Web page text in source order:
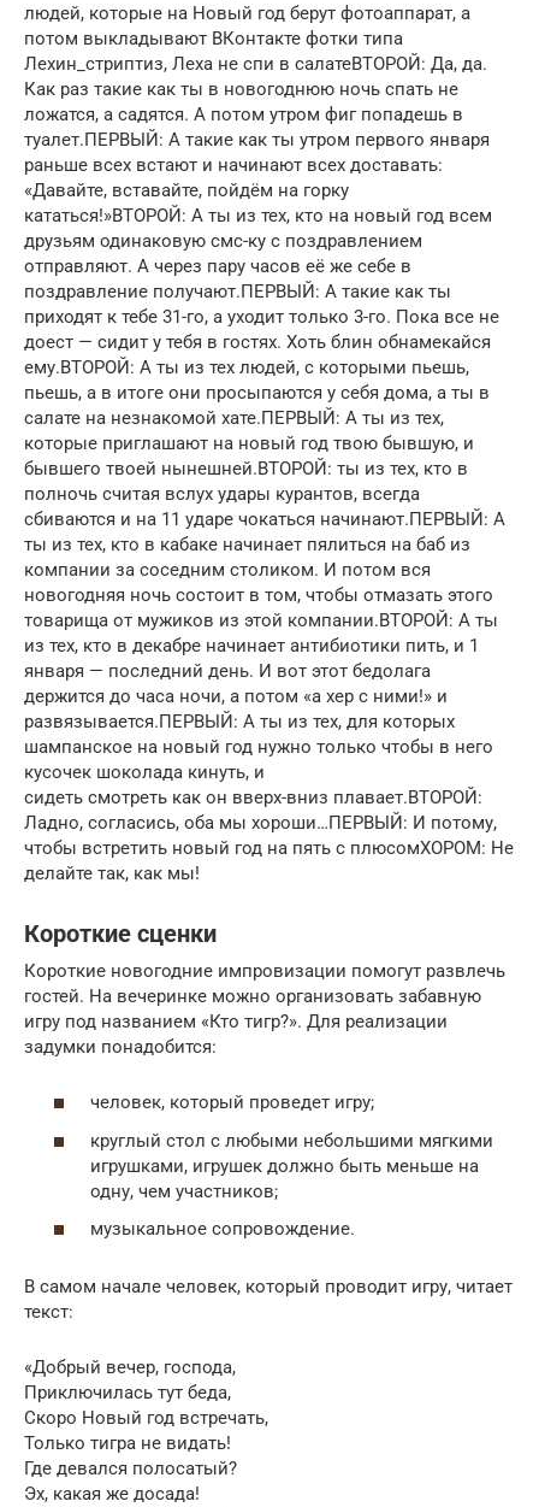
людей, которые на Новый год берут фотоаппарат, а
потом выкладывают ВКонтакте фотки типа
Лехин_стриптиз, Леха не спи в салатеВТОРОЙ: Да, да.
Как раз такие как ты в новогоднюю ночь спать не
ложатся, а садятся. А потом утром фиг попадешь в
туалет.ПЕРВЫЙ: А такие как ты утром первого января
раньше всех встают и начинают всех доставать:
«Давайте, вставайте, пойдём на горку
кататься!»ВТОРОЙ: А ты из тех, кто на новый год всем
друзьям одинаковую смс-ку с поздравлением
отправляют. А через пару часов её же себе в
поздравление получают.ПЕРВЫЙ: А такие как ты
приходят к тебе 31-го, а уходит только 3-го. Пока все не
доест — сидит у тебя в гостях. Хоть блин обнамекайся
ему.ВТОРОЙ: А ты из тех людей, с которыми пьешь,
пьешь, а в итоге они просыпаются у себя дома, а ты в
салате на незнакомой хате.ПЕРВЫЙ: А ты из тех,
которые приглашают на новый год твою бывшую, и
бывшего твоей нынешней.ВТОРОЙ: ты из тех, кто в
полночь считая вслух удары курантов, всегда
сбиваются и на 11 ударе чокаться начинают.ПЕРВЫЙ: А
ты из тех, кто в кабаке начинает пялиться на баб из
компании за соседним столиком. И потом вся
новогодняя ночь состоит в том, чтобы отмазать этого
товарища от мужиков из этой компании.ВТОРОЙ: А ты
из тех, кто в декабре начинает антибиотики пить, и 1
января — последний день. И вот этот бедолага
держится до часа ночи, а потом «а хер с ними!» и
развязывается.ПЕРВЫЙ: А ты из тех, для которых
шампанское на новый год нужно только чтобы в него
кусочек шоколада кинуть, и
сидеть смотреть как он вверх-вниз плавает.ВТОРОЙ:
Ладно, согласись, оба мы хороши…ПЕРВЫЙ: И потому,
чтобы встретить новый год на пять с плюсомХОРОМ: Не
делайте так, как мы!
Короткие сценки
Короткие новогодние импровизации помогут развлечь
гостей. На вечеринке можно организовать забавную
игру под названием «Кто тигр?». Для реализации
задумки понадобится:
человек, который проведет игру;
круглый стол с любыми небольшими мягкими
игрушками, игрушек должно быть меньше на
одну, чем участников;
музыкальное сопровождение.
В самом начале человек, который проводит игру, читает
текст:
«Добрый вечер, господа,
Приключилась тут беда,
Скоро Новый год встречать,
Только тигра не видать!
Где девался полосатый?
Эх, какая же досада!